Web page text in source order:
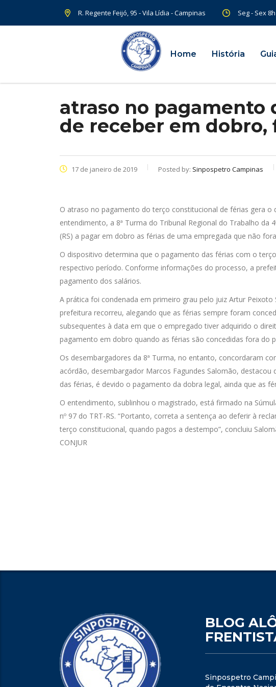
R. Regente Feijó, 95 - Vila Lídia - Campinas Seg - Sex
Home História
atraso no pagamento
de receber em
17 de janeiro de 2019 Posted by: Sinpospetro Campinas
O atraso no pagamento do terço constitucional de férias gera
entendimento, a 8ª Turma do Tribunal Regional do Trabalho da
(RS) a pagar em dobro as férias de uma empregada que não
O dispositivo determina que o pagamento das férias com o
respectivo período. Conforme informações do processo, a
pagamento dos salários.
A prática foi condenada em primeiro grau pelo juiz Artur
prefeitura recorreu, alegando que as férias sempre foram
subsequentes à data em que o empregado tiver adquirido o
pagamento em dobro quando as férias são concedidas fora do
Os desembargadores da 8ª Turma, no entanto, concordaram
acórdão, desembargador Marcos Fagundes Salomão,
das férias, é devido o pagamento da dobra legal, ainda que as
O entendimento, sublinhou o magistrado, está firmado na
nº 97 do TRT-RS. “Portanto, correta a sentença ao deferir à
terço constitucional, quando pagos a destempo”, concluiu
CONJUR
BLOG
Sinpospetro